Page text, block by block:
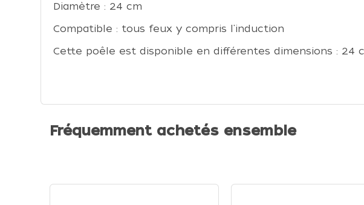
Diamètre : 24 cm
Compatible : tous feux y compris l'induction
Cette poêle est disponible en différentes dimensions : 24
Fréquemment achetés ensemble